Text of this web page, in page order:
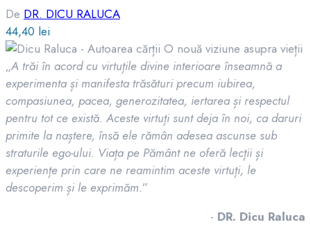
De DR. DICU RALUCA
44,40 lei
„A trăi în acord cu virtuțile divine interioare înseamnă a
experimenta și manifesta trăsături precum iubirea,
compasiunea, pacea, generozitatea, iertarea și respectul
pentru tot ce există. Aceste virtuți sunt deja în noi, ca daruri
primite la naștere, însă ele rămân adesea ascunse sub
straturile ego-ului. Viața pe Pământ ne oferă lecții și
experiențe prin care ne reamintim aceste virtuți, le
descoperim și le exprimăm.”
- DR. Dicu Raluca